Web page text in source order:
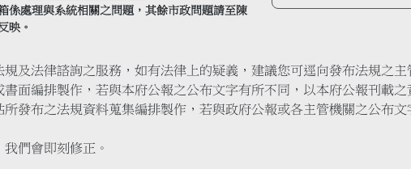
係處理與系統相關之問題，其餘市政問題請至陳
映。
及法律諮詢之服務，如有法律上的疑義，建議您可逕向發布法規之主
面編排製作，若與本府公報之公布文字有所不同，以本府公報刊載之
發布之法規資料蒐集編排製作，若與政府公報或各主管機關之公布
們會即刻修正。